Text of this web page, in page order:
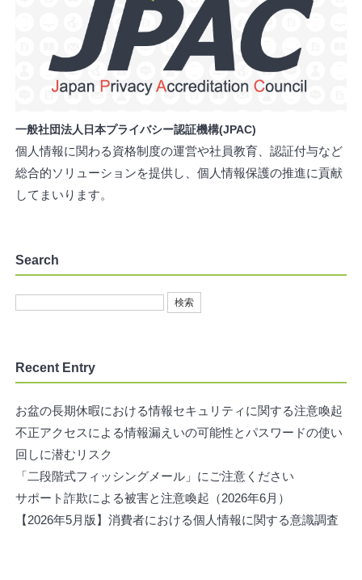
一般社団法人日本プライバシー認証機構(JPAC)
個人情報に関わる資格制度の運営や社員教育、認証付与など
総合的ソリューションを提供し、個人情報保護の推進に貢献
してまいります。
Search
Recent Entry
お盆の長期休暇における情報セキュリティに関する注意喚起
不正アクセスによる情報漏えいの可能性とパスワードの使い
回しに潜むリスク
「二段階式フィッシングメール」にご注意ください
サポート詐欺による被害と注意喚起（2026年6月）
【2026年5月版】消費者における個人情報に関する意識調査